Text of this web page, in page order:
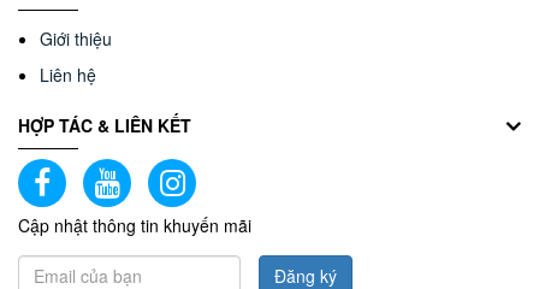
Giới thiệu
Liên hệ
HỢP TÁC & LIÊN KẾT
Cập nhật thông tin khuyến mãi
Đăng ký